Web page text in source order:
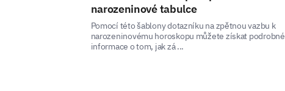
narozeninové tabulce
Pomocí této šablony dotazníku na zpětnou vazbu k
narozeninovému horoskopu můžete získat podrobné
informace o tom, jak zá ...